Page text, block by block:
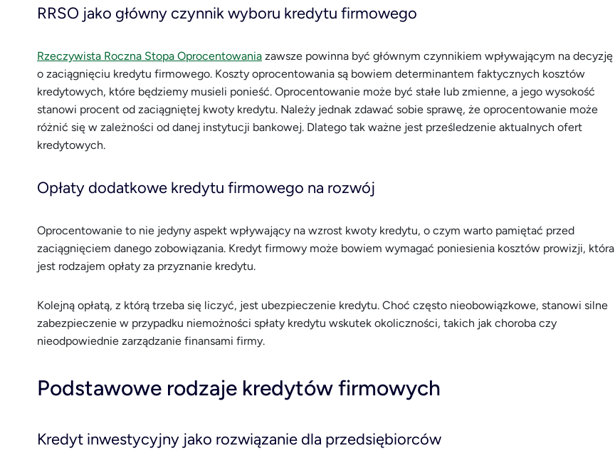
RRSO jako główny czynnik wyboru kredytu firmowego
Rzeczywista Roczna Stopa Oprocentowania zawsze powinna być głównym czynnikiem wpływającym na decyzję
o zaciągnięciu kredytu firmowego. Koszty oprocentowania są bowiem determinantem faktycznych kosztów
kredytowych, które będziemy musieli ponieść. Oprocentowanie może być stałe lub zmienne, a jego wysokość
stanowi procent od zaciągniętej kwoty kredytu. Należy jednak zdawać sobie sprawę, że oprocentowanie może
różnić się w zależności od danej instytucji bankowej. Dlatego tak ważne jest prześledzenie aktualnych ofert
kredytowych.
Opłaty dodatkowe kredytu firmowego na rozwój
Oprocentowanie to nie jedyny aspekt wpływający na wzrost kwoty kredytu, o czym warto pamiętać przed
zaciągnięciem danego zobowiązania. Kredyt firmowy może bowiem wymagać poniesienia kosztów prowizji, która
jest rodzajem opłaty za przyznanie kredytu.
Kolejną opłatą, z którą trzeba się liczyć, jest ubezpieczenie kredytu. Choć często nieobowiązkowe, stanowi silne
zabezpieczenie w przypadku niemożności spłaty kredytu wskutek okoliczności, takich jak choroba czy
nieodpowiednie zarządzanie finansami firmy.
Podstawowe rodzaje kredytów firmowych
Kredyt inwestycyjny jako rozwiązanie dla przedsiębiorców